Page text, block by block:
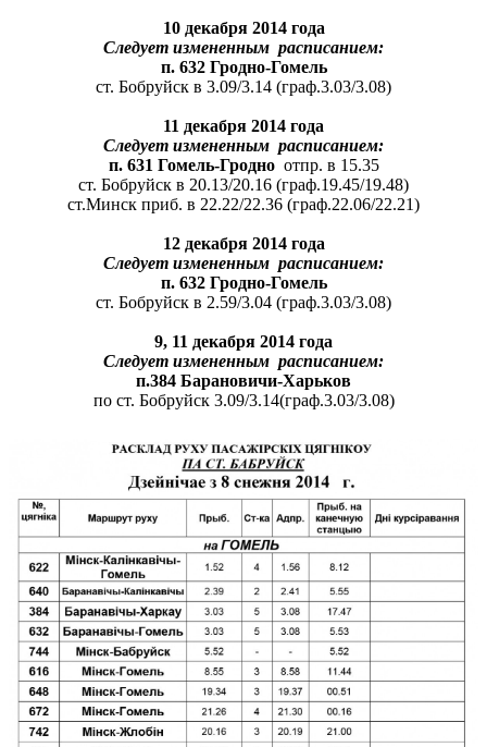
10 декабря 2014 года
Следует измененным расписанием:
п. 632 Гродно-Гомель
ст. Бобруйск в 3.09/3.14 (граф.3.03/3.08)
11 декабря 2014 года
Следует измененным расписанием:
п. 631 Гомель-Гродно отпр. в 15.35
ст. Бобруйск в 20.13/20.16 (граф.19.45/19.48)
ст.Минск приб. в 22.22/22.36 (граф.22.06/22.21)
12декабря 2014 года
Следует измененным расписанием:
п. 632 Гродно-Гомель
ст. Бобруйск в 2.59/3.04 (граф.3.03/3.08)
9, 11 декабря 2014 года
Следует измененным расписанием:
п.384 Барановичи-Харьков
по ст. Бобруйск 3.09/3.14(граф.3.03/3.08)